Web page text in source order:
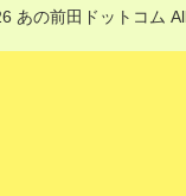
あの前田ドットコム